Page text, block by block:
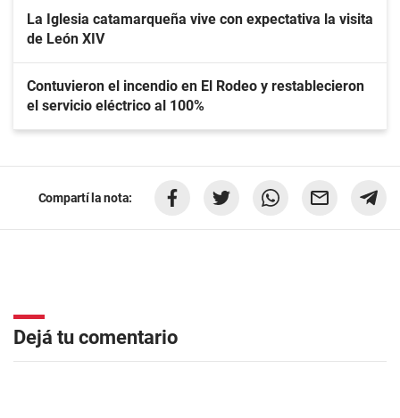
La Iglesia catamarqueña vive con expectativa la visita
de León XIV
Contuvieron el incendio en El Rodeo y restablecieron
el servicio eléctrico al 100%
Compartí la nota:
Dejá tu comentario